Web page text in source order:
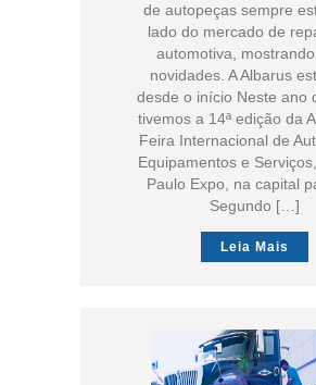
de autopeças sempre
lado do mercado de
automotiva,
novidades. A Albarus
desde o início Neste ano
tivemos a 14ª edição da
Feira Internacional de
Equipamentos e
Paulo Expo, na capital
Segundo […]
Leia Mais